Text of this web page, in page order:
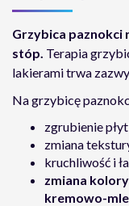
Grzybica paznokci
stóp. Terapia
lakierami trwa
Na grzybicę
zgrubienie
zmiana
kruchliwość i
zmiana
kremowo-